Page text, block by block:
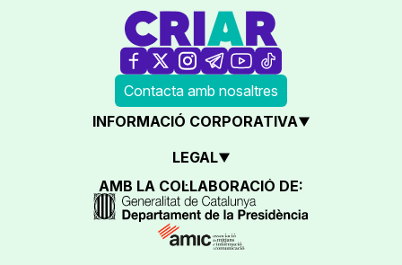
Contacta amb nosaltres
INFORMACIÓ CORPORATIVA
LEGAL
AMB LA COL·LABORACIÓ DE: